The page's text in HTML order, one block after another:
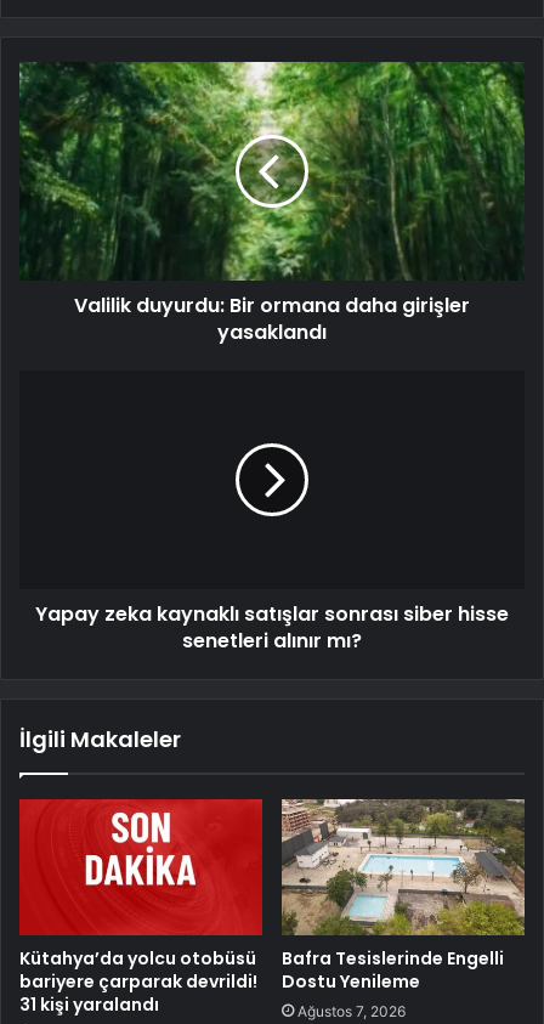
Valilik duyurdu: Bir ormana daha girişler
yasaklandı
Yapay zeka kaynaklı satışlar sonrası siber hisse
senetleri alınır mı?
İlgili Makaleler
Kütahya’da yolcu otobüsü
bariyere çarparak devrildi!
31 kişi yaralandı
Bafra Tesislerinde Engelli
Dostu Yenileme
Ağustos 7, 2026